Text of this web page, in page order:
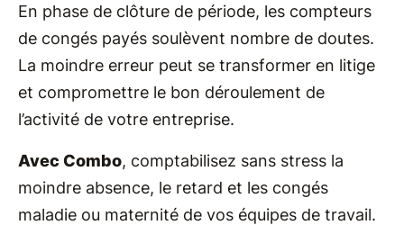
En phase de clôture de période, les compteurs
de congés payés soulèvent nombre de doutes.
La moindre erreur peut se transformer en litige
et compromettre le bon déroulement de
l’activité de votre entreprise.
Avec Combo, comptabilisez sans stress la
moindre absence, le retard et les congés
maladie ou maternité de vos équipes de travail.